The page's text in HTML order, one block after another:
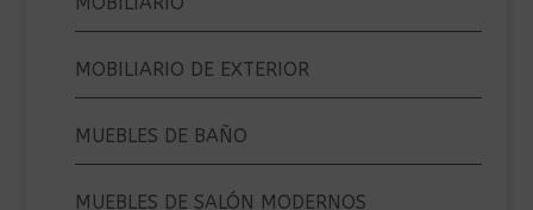
MOBILIARIO DE EXTERIOR
MUEBLES DE BAÑO
MUEBLES DE SALÓN MODERNOS